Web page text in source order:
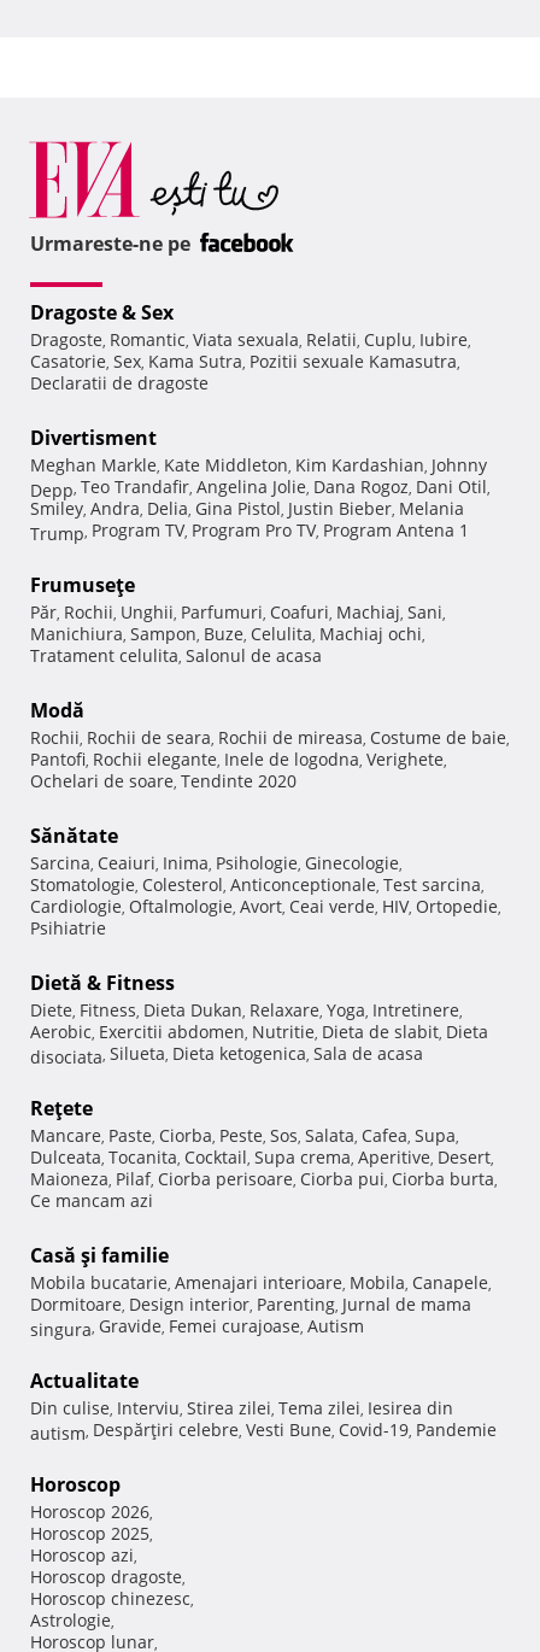
Urmareste-ne pe
Dragoste & Sex
Dragoste, Romantic, Viata sexuala, Relatii, Cuplu, Iubire,
Casatorie, Sex, Kama Sutra, Pozitii sexuale Kamasutra,
Declaratii de dragoste
Divertisment
Meghan Markle, Kate Middleton, Kim Kardashian, Johnny
Depp, Teo Trandafir, Angelina Jolie, Dana Rogoz, Dani Otil,
Smiley, Andra, Delia, Gina Pistol, Justin Bieber, Melania
Trump, Program TV, Program Pro TV, Program Antena 1
Frumuseţe
Păr, Rochii, Unghii, Parfumuri, Coafuri, Machiaj, Sani,
Manichiura, Sampon, Buze, Celulita, Machiaj ochi,
Tratament celulita, Salonul de acasa
Modă
Rochii, Rochii de seara, Rochii de mireasa, Costume de baie,
Pantofi, Rochii elegante, Inele de logodna, Verighete,
Ochelari de soare, Tendinte 2020
Sănătate
Sarcina, Ceaiuri, Inima, Psihologie, Ginecologie,
Stomatologie, Colesterol, Anticonceptionale, Test sarcina,
Cardiologie, Oftalmologie, Avort, Ceai verde, HIV, Ortopedie,
Psihiatrie
Dietă & Fitness
Diete, Fitness, Dieta Dukan, Relaxare, Yoga, Intretinere,
Aerobic, Exercitii abdomen, Nutritie, Dieta de slabit, Dieta
disociata, Silueta, Dieta ketogenica, Sala de acasa
Reţete
Mancare, Paste, Ciorba, Peste, Sos, Salata, Cafea, Supa,
Dulceata, Tocanita, Cocktail, Supa crema, Aperitive, Desert,
Maioneza, Pilaf, Ciorba perisoare, Ciorba pui, Ciorba burta,
Ce mancam azi
Casă şi familie
Mobila bucatarie, Amenajari interioare, Mobila, Canapele,
Dormitoare, Design interior, Parenting, Jurnal de mama
singura, Gravide, Femei curajoase, Autism
Actualitate
Din culise, Interviu, Stirea zilei, Tema zilei, Iesirea din
autism, Despărţiri celebre, Vesti Bune, Covid-19, Pandemie
Horoscop
Horoscop 2026,
Horoscop 2025,
Horoscop azi,
Horoscop dragoste,
Horoscop chinezesc,
Astrologie,
Horoscop lunar,